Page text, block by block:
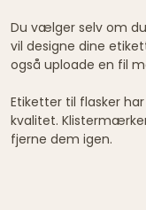
Du vælger selv om
vil designe dine
også uploade en fil
Etiketter til flasker
kvalitet.
fjerne dem igen.